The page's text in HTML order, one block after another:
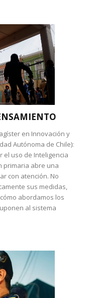
en Innovación y
Autónoma de Chile):
el uso de Inteligencia
primaria abre una
con atención. No
sus medidas,
abordamos los
al sistema